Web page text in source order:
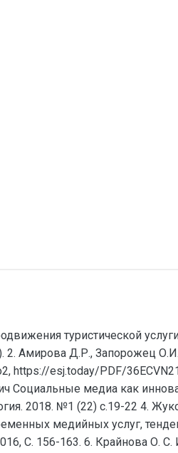
туристической
2. Амирова Д.Р., Запорожец
esj.today/PDF/
Социальные медиа как
2018. №1 (22) с.19-22 4.
медийных услуг,
С. 156-163. 6. Крайнова О.